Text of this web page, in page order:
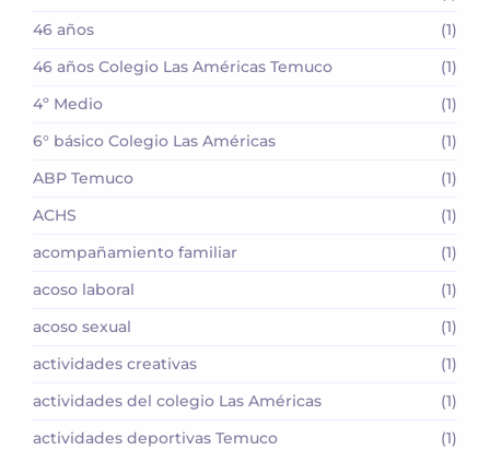
46 años
(1)
46 años Colegio Las Américas Temuco
(1)
4º Medio
(1)
6° básico Colegio Las Américas
(1)
ABP Temuco
(1)
ACHS
(1)
acompañamiento familiar
(1)
acoso laboral
(1)
acoso sexual
(1)
actividades creativas
(1)
actividades del colegio Las Américas
(1)
actividades deportivas Temuco
(1)